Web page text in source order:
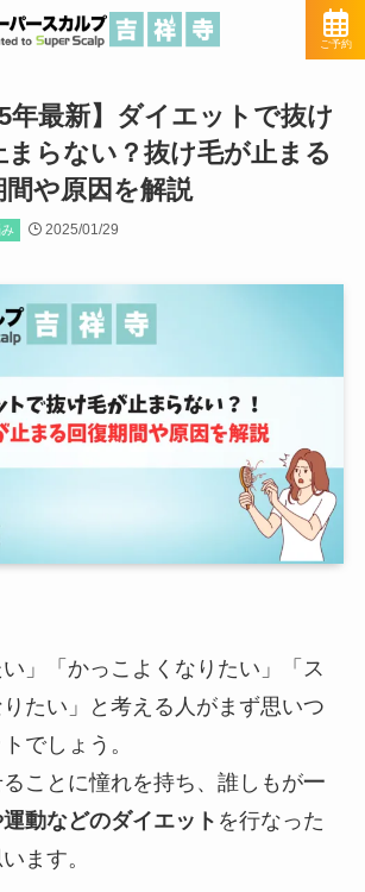
ご予約
年最新】ダイエットで抜け
まらない？抜け毛が止まる
間や原因を解説
2025/01/29
い」「かっこよくなりたい」「ス
たい」と考える人がまず思いつ
でしょう。
ことに憧れを持ち、誰しもが一
動などのダイエット を行なった
ます。